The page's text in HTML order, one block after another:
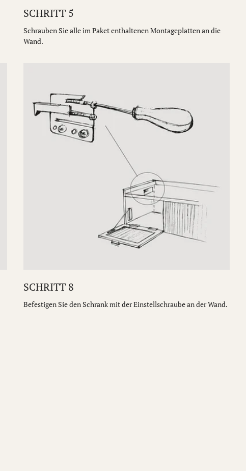
SCHRITT 5
Schrauben Sie alle im Paket enthaltenen Montageplatten an die
Wand.
SCHRITT 8
Befestigen Sie den Schrank mit der Einstellschraube an der Wand.